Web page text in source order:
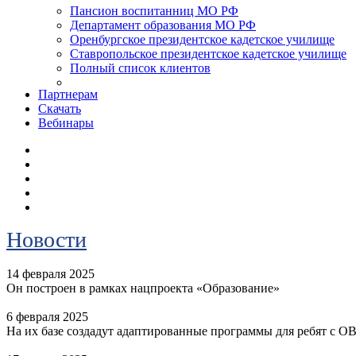
Пансион воспитанниц МО РФ
Департамент образования МО РФ
Оренбургское президентское кадетское училище
Ставропольское президентское кадетское училище
Полный список клиентов
Партнерам
Скачать
Вебинары
Новости
14 февраля 2025
Он построен в рамках нацпроекта «Образование»
6 февраля 2025
На их базе создадут адаптированные программы для ребят с